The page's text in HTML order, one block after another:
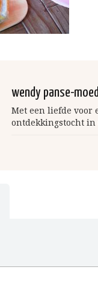
wendy panse-
Met een liefde voor
ontdekkingstocht in